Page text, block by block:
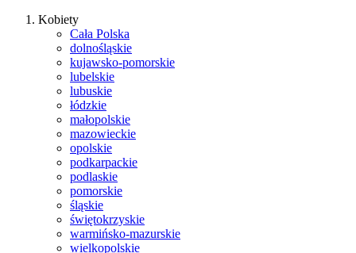
Kobiety
Cała Polska
dolnośląskie
kujawsko-pomorskie
lubelskie
lubuskie
łódzkie
małopolskie
mazowieckie
opolskie
podkarpackie
podlaskie
pomorskie
śląskie
świętokrzyskie
warmińsko-mazurskie
wielkopolskie